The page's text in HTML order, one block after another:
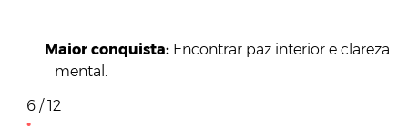
Maior conquista: Encontrar paz interior e clareza
mental.
6 / 12